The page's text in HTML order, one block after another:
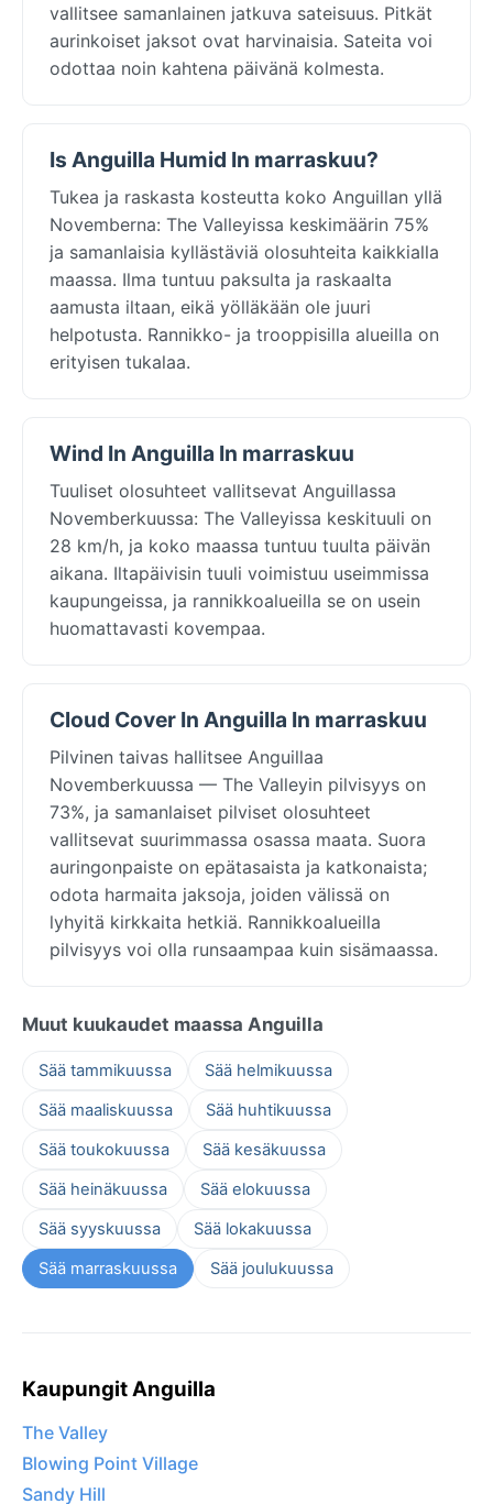
vallitsee samanlainen jatkuva sateisuus. Pitkät
aurinkoiset jaksot ovat harvinaisia. Sateita voi
odottaa noin kahtena päivänä kolmesta.
Is Anguilla Humid In marraskuu?
Tukea ja raskasta kosteutta koko Anguillan yllä
Novemberna: The Valleyissa keskimäärin 75%
ja samanlaisia kyllästäviä olosuhteita kaikkialla
maassa. Ilma tuntuu paksulta ja raskaalta
aamusta iltaan, eikä yölläkään ole juuri
helpotusta. Rannikko- ja trooppisilla alueilla on
erityisen tukalaa.
Wind In Anguilla In marraskuu
Tuuliset olosuhteet vallitsevat Anguillassa
Novemberkuussa: The Valleyissa keskituuli on
28 km/h, ja koko maassa tuntuu tuulta päivän
aikana. Iltapäivisin tuuli voimistuu useimmissa
kaupungeissa, ja rannikkoalueilla se on usein
huomattavasti kovempaa.
Cloud Cover In Anguilla In marraskuu
Pilvinen taivas hallitsee Anguillaa
Novemberkuussa — The Valleyin pilvisyys on
73%, ja samanlaiset pilviset olosuhteet
vallitsevat suurimmassa osassa maata. Suora
auringonpaiste on epätasaista ja katkonaista;
odota harmaita jaksoja, joiden välissä on
lyhyitä kirkkaita hetkiä. Rannikkoalueilla
pilvisyys voi olla runsaampaa kuin sisämaassa.
Muut kuukaudet maassa Anguilla
Sää tammikuussa
Sää helmikuussa
Sää maaliskuussa
Sää huhtikuussa
Sää toukokuussa
Sää kesäkuussa
Sää heinäkuussa
Sää elokuussa
Sää syyskuussa
Sää lokakuussa
Sää marraskuussa
Sää joulukuussa
Kaupungit Anguilla
The Valley
Blowing Point Village
Sandy Hill